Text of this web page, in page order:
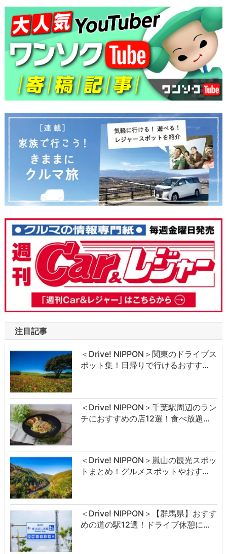
注目記事
＜Drive! NIPPON＞関東のドライブス
ポット集！日帰りで行けるおすす…
＜Drive! NIPPON＞千葉駅周辺のラン
チにおすすめの店12選！食べ放題…
＜Drive! NIPPON＞嵐山の観光スポッ
トまとめ！グルメスポットやおす…
＜Drive! NIPPON＞【群馬県】おすす
めの道の駅12選！ドライブ休憩に…